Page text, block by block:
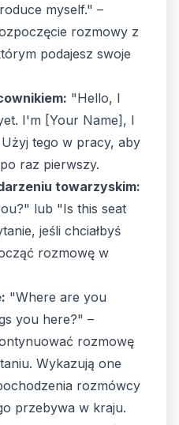
myself." –
rozmowy z
podajesz swoje
"Hello, I
I'm [Your Name], I
tego w pracy, aby
raz pierwszy.
towarzyskim:
lub "Is this seat
jeśli chciałbyś
rozmowę w
"Where are you
you here?" –
rozmowę
Wykazują one
rozmówcy
przebywa w kraju.